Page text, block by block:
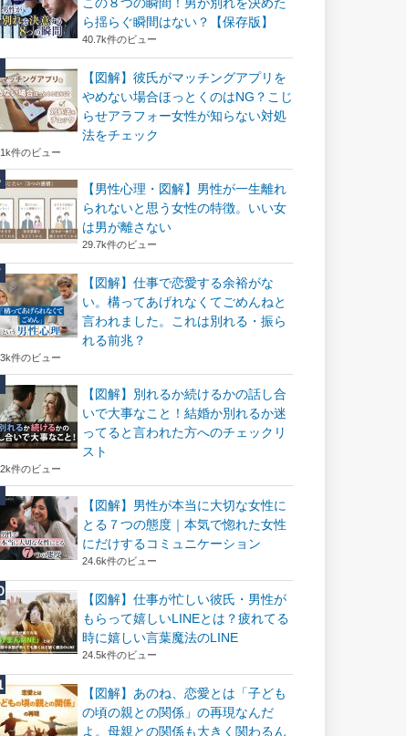
ら揺らぐ瞬間はない？【保存版】
40.7k件のビュー
【図解】彼氏がマッチングアプリを
やめない場合ほっとくのはNG？こじ
らせアラフォー女性が知らない対処
法をチェック
件のビュー
【男性心理・図解】男性が一生離れ
られないと思う女性の特徴。いい女
は男が離さない
29.7k件のビュー
【図解】仕事で恋愛する余裕がな
い。構ってあげれなくてごめんねと
言われました。これは別れる・振ら
れる前兆？
件のビュー
【図解】別れるか続けるかの話し合
いで大事なこと！結婚か別れるか迷
ってると言われた方へのチェックリ
スト
件のビュー
【図解】男性が本当に大切な女性に
とる７つの態度｜本気で惚れた女性
にだけするコミュニケーション
24.6k件のビュー
【図解】仕事が忙しい彼氏・男性が
もらって嬉しいLINEとは？疲れてる
時に嬉しい言葉魔法のLINE
24.5k件のビュー
【図解】あのね、恋愛とは「子ども
の頃の親との関係」の再現なんだ
よ。母親との関係も大きく関わるん